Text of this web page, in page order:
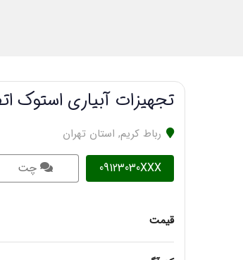
تجهیزات آبیاری استوک
رباط کریم, استان تهران
09123030XXX چت
قیمت